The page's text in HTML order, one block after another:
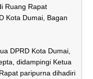
Ruang Rapat
Kota Dumai, Bagan
DPRD Kota Dumai,
didampingi Ketua
paripurna dihadiri